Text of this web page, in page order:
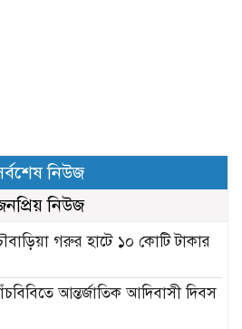
নিউজ
নিউজ
গরুর হাটে ১০ কোটি টাকার
আন্তর্জাতিক আদিবাসী দিবস